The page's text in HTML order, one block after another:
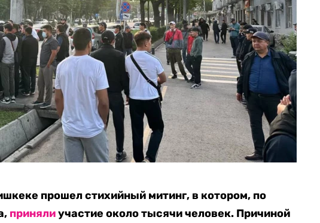
прошел стихийный митинг, в котором, по
принялиучастие около тысячи человек. Причиной